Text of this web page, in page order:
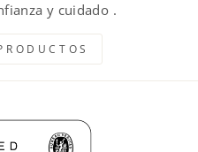
y cuidado .